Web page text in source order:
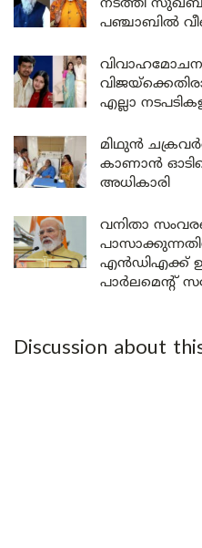
നടത്തി
പഞ്ചാബിൽ
വിവാഹമോചന
എല്ലാ
മിഥുൻ
കാണാൻ
അധികാരി
വനിതാ
എൻഡിഎക്ക്
പാർലമെന്റ്
Discussion about